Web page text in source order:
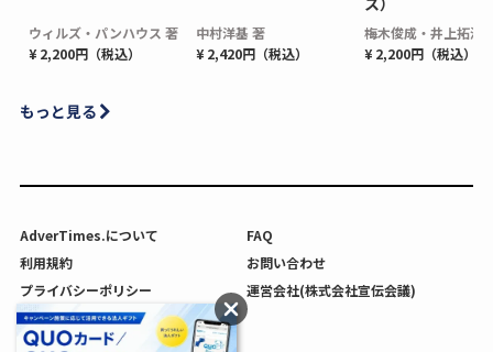
ウィルズ・パンハウス 著
¥ 2,200円（税込）
中村洋基 著
¥ 2,420円（税込）
梅木俊成・井上拓海
¥ 2,200円（税込）
もっと見る
AdverTimes.について
FAQ
利用規約
お問い合わせ
プライバシーポリシー
運営会社(株式会社宣伝会議)
利用者情報の外部送信について